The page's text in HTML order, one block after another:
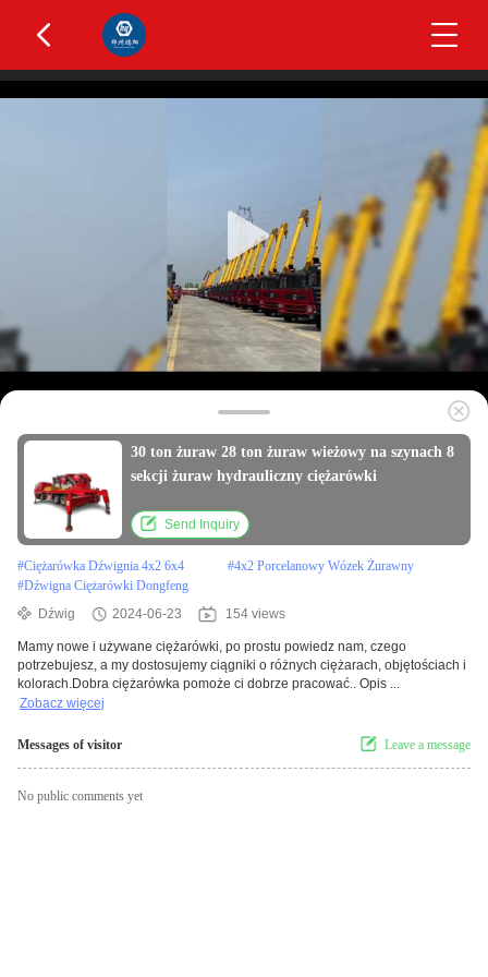
30 ton żuraw 28 ton żuraw wieżowy na szynach 8
sekcji żuraw hydrauliczny ciężarówki
Send Inquiry
#Ciężarówka Dźwignia 4x2 6x4 #4x2 Porcelanowy Wózek Żurawny
#Dźwigna Ciężarówki Dongfeng
Dźwig
2024-06-23 154 views
Mamy nowe i używane ciężarówki, po prostu powiedz nam, czego
potrzebujesz, a my dostosujemy ciągniki o różnych ciężarach, objętościach i
kolorach.Dobra ciężarówka pomoże ci dobrze pracować.. Opis ...
Zobacz więcej
Messages of visitor Leave a message
No public comments yet